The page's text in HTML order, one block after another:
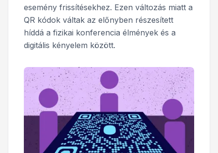
esemény frissítésekhez. Ezen változás miatt a
QR kódok váltak az előnyben részesített
híddá a fizikai konferencia élmények és a
digitális kényelem között.